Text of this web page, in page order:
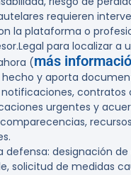
requieren
la plataforma o
para localizar a
(más
hecho y aporta
contratos
urgentes y
defensa: designación
solicitud de medidas